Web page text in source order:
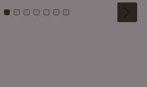
Zu Kachel: 0
Zu Kachel: 1
Zu Kachel: 2
Zu Kachel: 3
Zu Kachel: 4
Zu Kachel: 5
Zu Kachel: 6